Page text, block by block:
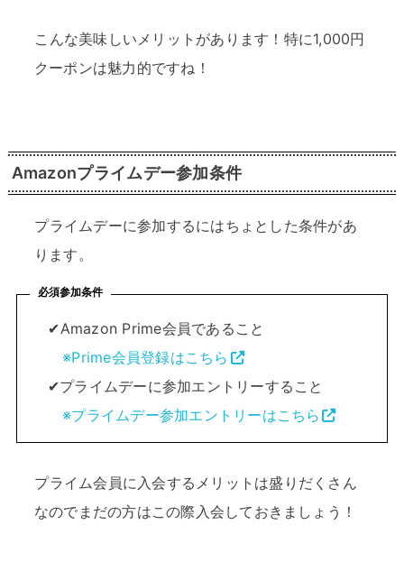
こんな美味しいメリットがあります！特に1,000円
クーポンは魅力的ですね！
Amazonプライムデー参加条件
プライムデーに参加するにはちょとした条件があ
ります。
必須参加条件
✔Amazon Prime会員であること
※Prime会員登録はこちら
✔プライムデーに参加エントリーすること
※プライムデー参加エントリーはこちら
プライム会員に入会するメリットは盛りだくさん
なのでまだの方はこの際入会しておきましょう！